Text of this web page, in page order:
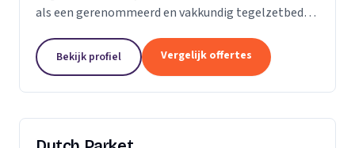
als een gerenommeerd en vakkundig tegelzetbedrijf
vloertegels en diverse soorten natuursteen. Grotere
of...
Bekijk profiel Vergelijk offertes